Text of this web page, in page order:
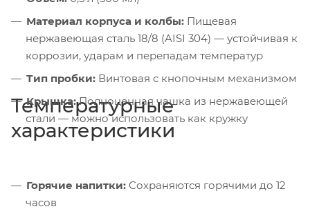
Материал корпуса и колбы: Пищевая
нержавеющая сталь 18/8 (AISI 304) — устойчивая к
коррозии, ударам и перепадам температур
Тип пробки: Винтовая с кнопочным механизмом
Крышка:Полноценная чашка из нержавеющей
стали — можно использовать как кружку
Температурные
характеристики
Горячие напитки: Сохраняются горячими до 12
часов